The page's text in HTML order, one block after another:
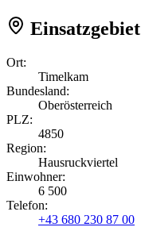
Einsatzgebiet
Ort:
Timelkam
Bundesland:
Oberösterreich
PLZ:
4850
Region:
Hausruckviertel
Einwohner:
6 500
Telefon:
+43 680 230 87 00